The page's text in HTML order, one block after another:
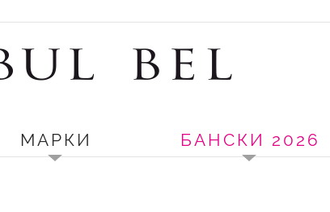
МАРКИ БАНСКИ 2026